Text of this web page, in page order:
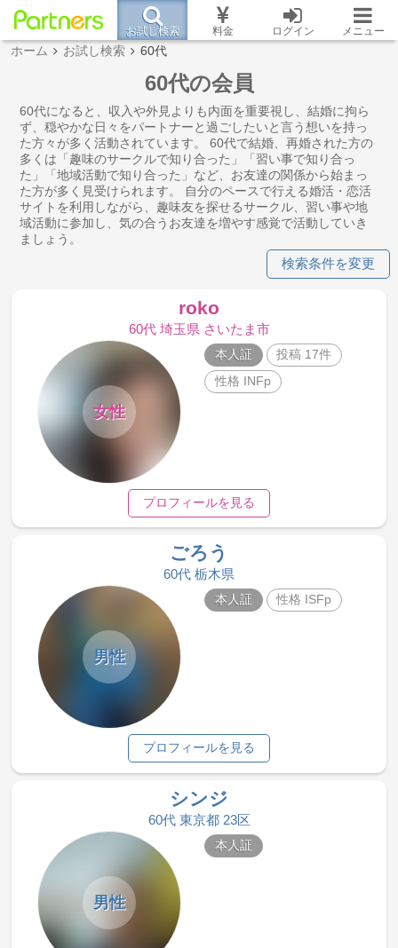
お試し検索 料金 ログイン メニュー
ホーム お試し検索 60代
60代の会員
60代になると、収入や外見よりも内面を重要視し、結婚に拘ら
ず、穏やかな日々をパートナーと過ごしたいと言う想いを持っ
た方々が多く活動されています。 60代で結婚、再婚された方の
多くは「趣味のサークルで知り合った」「習い事で知り合っ
た」「地域活動で知り合った」など、お友達の関係から始まっ
た方が多く見受けられます。 自分のペースで行える婚活・恋活
サイトを利用しながら、趣味友を探せるサークル、習い事や地
域活動に参加し、気の合うお友達を増やす感覚で活動していき
ましょう。
検索条件を変更
roko
60代 埼玉県 さいたま市
女性
本人証
投稿 17件
性格 INFp
プロフィールを見る
ごろう
60代 栃木県
男性
本人証 性格 ISFp
プロフィールを見る
シンジ
60代 東京都 23区
男性
本人証